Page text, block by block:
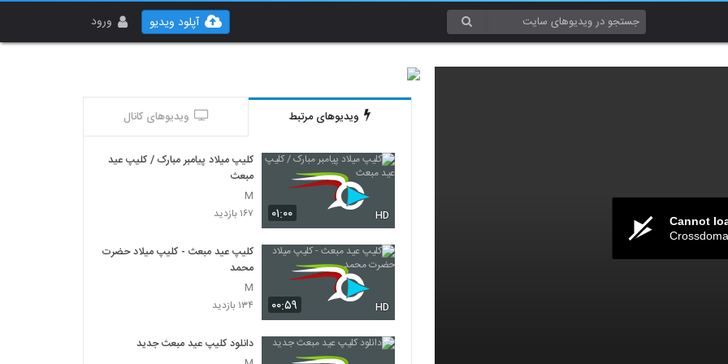
ورود آپلود ویدیو
Cannot
ویدیوهای مرتبط ویدیوهای کانال
۰۱:۰۰ HD
کلیپ میلاد پیامبر مبارک / کلیپ عید
مبعث
M
۱۶۷ بازدید
۰۰:۵۹ HD
کلیپ عید مبعث - کلیپ میلاد حضرت
محمد
M
۱۳۴ بازدید
دانلود کلیپ عید مبعث جدید